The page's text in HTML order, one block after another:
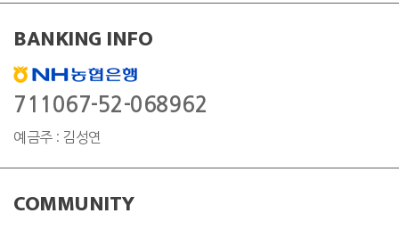
BANKING INFO
711067-52-068962
예금주 : 김성연
COMMUNITY